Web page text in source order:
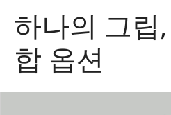
하나의 그립
합 옵션